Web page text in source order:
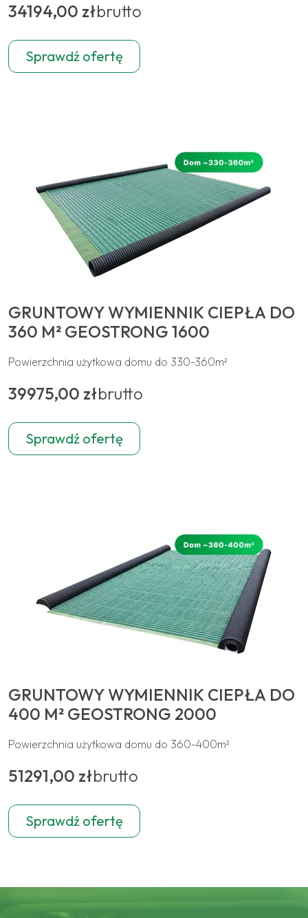
34194,00 złbrutto
Sprawdź ofertę
GRUNTOWY WYMIENNIK CIEPŁA DO
360 M² GEOSTRONG 1600
Powierzchnia użytkowa domu do 330-360m²
39975,00 złbrutto
Sprawdź ofertę
GRUNTOWY WYMIENNIK CIEPŁA DO
400 M² GEOSTRONG 2000
Powierzchnia użytkowa domu do 360-400m²
51291,00 złbrutto
Sprawdź ofertę